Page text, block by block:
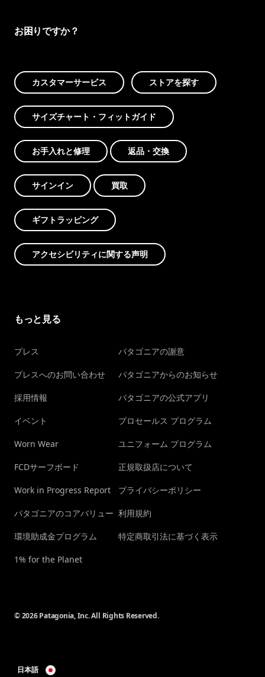
お困りですか？
カスタマーサービス ストアを探す
サイズチャート・フィットガイド
お手入れと修理 返品・交換
サインイン 買取
ギフトラッピング
アクセシビリティに関する声明
もっと見る
プレス
プレスへのお問い合わせ
採用情報
イベント
Worn Wear
FCDサーフボード
Work in Progress Report
パタゴニアのコアバリュー
環境助成金プログラム
1% for the Planet
パタゴニアの謝意
パタゴニアからのお知らせ
パタゴニアの公式アプリ
プロセールス プログラム
ユニフォーム プログラム
正規取扱店について
プライバシーポリシー
利用規約
特定商取引法に基づく表示
© 2026 Patagonia, Inc. All Rights Reserved.
日本語